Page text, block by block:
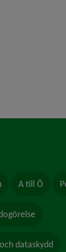
och byggande
A till Ö
dataskydd